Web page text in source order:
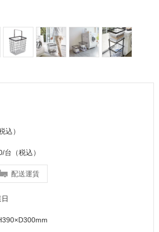
込）
台（税込）
配送運賃